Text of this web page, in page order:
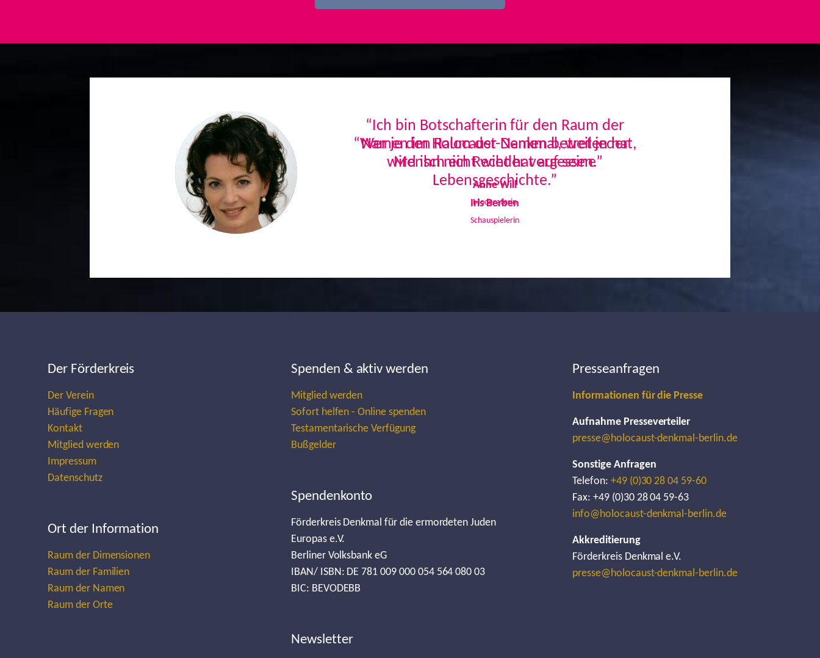
“Ich bin Botschafterin für den Raum der
Namen im Holocaust-Denkmal, weil jeder
Mensch ein Recht hat auf seine
Lebensgeschichte.”
Iris Berben
Schauspielerin
Previous
Der Förderkreis
Der Verein
Häufige Fragen
Kontakt
Mitglied werden
Impressum
Datenschutz
Ort der Information
Raum der Dimensionen
Raum der Familien
Raum der Namen
Raum der Orte
Spenden & aktiv werden
Mitglied werden
Sofort helfen - Online spenden
Testamentarische Verfügung
Bußgelder
Spendenkonto
Förderkreis Denkmal für die ermordeten Juden
Europas e.V.
Berliner Volksbank eG
IBAN/ ISBN: DE 781 009 000 054 564 080 03
BIC: BEVODEBB
Newsletter
Presseanfragen
Informationen für die Presse
Aufnahme Presseverteiler
presse@holocaust-denkmal-berlin.de
Sonstige Anfragen
Telefon: +49 (0)30 28 04 59-60
Fax: +49 (0)30 28 04 59-63
info@holocaust-denkmal-berlin.de
Akkreditierung
Förderkreis Denkmal e.V.
presse@holocaust-denkmal-berlin.de